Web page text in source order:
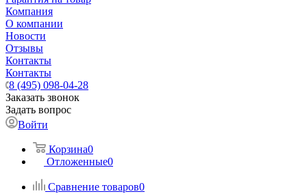
Компания
О компании
Новости
Отзывы
Контакты
Контакты
8 (495) 098-04-28
Заказать звонок
Задать вопрос
Войти
Корзина0
Отложенные0
Сравнение товаров0